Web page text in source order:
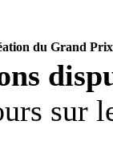
du Grand
sur